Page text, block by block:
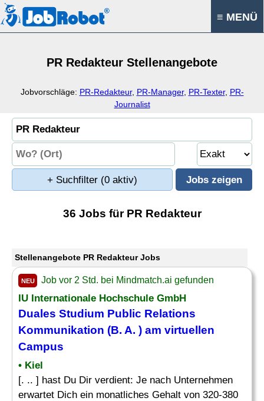
≡ MENÜ
PR Redakteur Stellenangebote
Jobvorschläge: PR-Redakteur, PR-Manager, PR-Texter, PR-
Journalist
+ Suchfilter (0 aktiv)
36 Jobs für PR Redakteur
Stellenangebote PR Redakteur Jobs
NEU Job vor 2 Std. bei Mindmatch.ai gefunden
IU Internationale Hochschule GmbH
Duales Studium Public Relations
Kommunikation (B. A. ) am virtuellen
Campus
• Kiel
[. .. ] hast Du Dir verdient: Je nach Unternehmen
erwartet Dich ein monatliches Gehalt von 320-380